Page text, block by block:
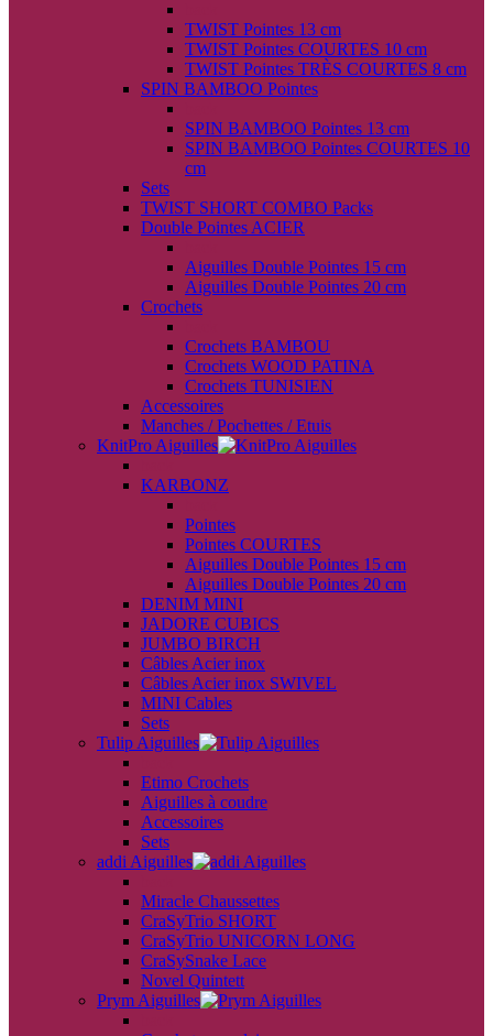
TWIST Pointes 13 cm
TWIST Pointes COURTES 10 cm
TWIST Pointes TRÈS COURTES 8 cm
SPIN BAMBOO Pointes
SPIN BAMBOO Pointes 13 cm
SPIN BAMBOO Pointes COURTES 10
cm
Sets
TWIST SHORT COMBO Packs
Double Pointes ACIER
Aiguilles Double Pointes 15 cm
Aiguilles Double Pointes 20 cm
Crochets
Crochets BAMBOU
Crochets WOOD PATINA
Crochets TUNISIEN
Accessoires
Manches / Pochettes / Etuis
KnitPro Aiguilles
KARBONZ
Pointes
Pointes COURTES
Aiguilles Double Pointes 15 cm
Aiguilles Double Pointes 20 cm
DENIM MINI
JADORE CUBICS
JUMBO BIRCH
Câbles Acier inox
Câbles Acier inox SWIVEL
MINI Cables
Sets
Tulip Aiguilles
Etimo Crochets
Aiguilles à coudre
Accessoires
Sets
addi Aiguilles
Miracle Chaussettes
CraSyTrio SHORT
CraSyTrio UNICORN LONG
CraSySnake Lace
Novel Quintett
Prym Aiguilles